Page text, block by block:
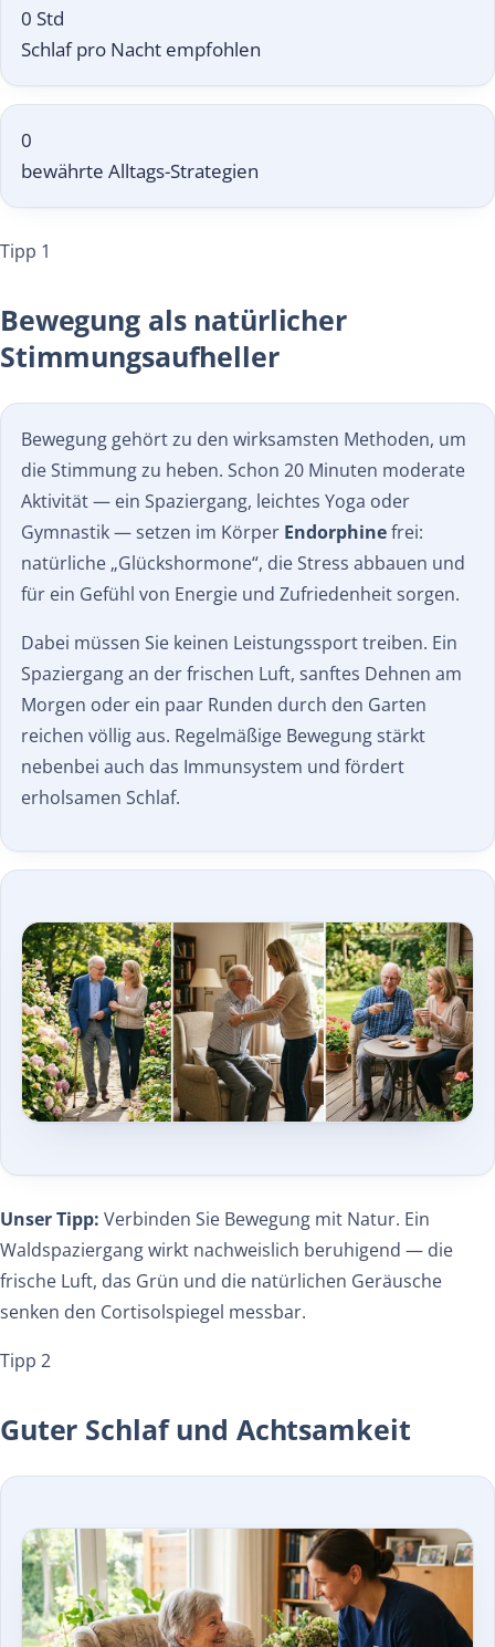
0 Std
Schlaf pro Nacht empfohlen
0
bewährte Alltags-Strategien
Tipp 1
Bewegung als natürlicher
Stimmungsaufheller
Bewegung gehört zu den wirksamsten Methoden, um
die Stimmung zu heben. Schon 20 Minuten moderate
Aktivität — ein Spaziergang, leichtes Yoga oder
Gymnastik — setzen im Körper Endorphinefrei:
natürliche „Glückshormone“, die Stress abbauen und
für ein Gefühl von Energie und Zufriedenheit sorgen.
Dabei müssen Sie keinen Leistungssport treiben. Ein
Spaziergang an der frischen Luft, sanftes Dehnen am
Morgen oder ein paar Runden durch den Garten
reichen völlig aus. Regelmäßige Bewegung stärkt
nebenbei auch das Immunsystem und fördert
erholsamen Schlaf.
Unser Tipp: Verbinden Sie Bewegung mit Natur. Ein
Waldspaziergang wirkt nachweislich beruhigend — die
frische Luft, das Grün und die natürlichen Geräusche
senken den Cortisolspiegel messbar.
Tipp 2
Guter Schlaf und Achtsamkeit